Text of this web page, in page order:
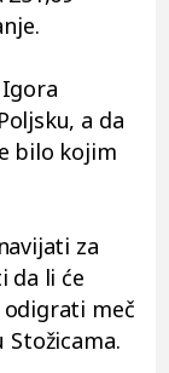
a da
bilo kojim
za
da li će
meč